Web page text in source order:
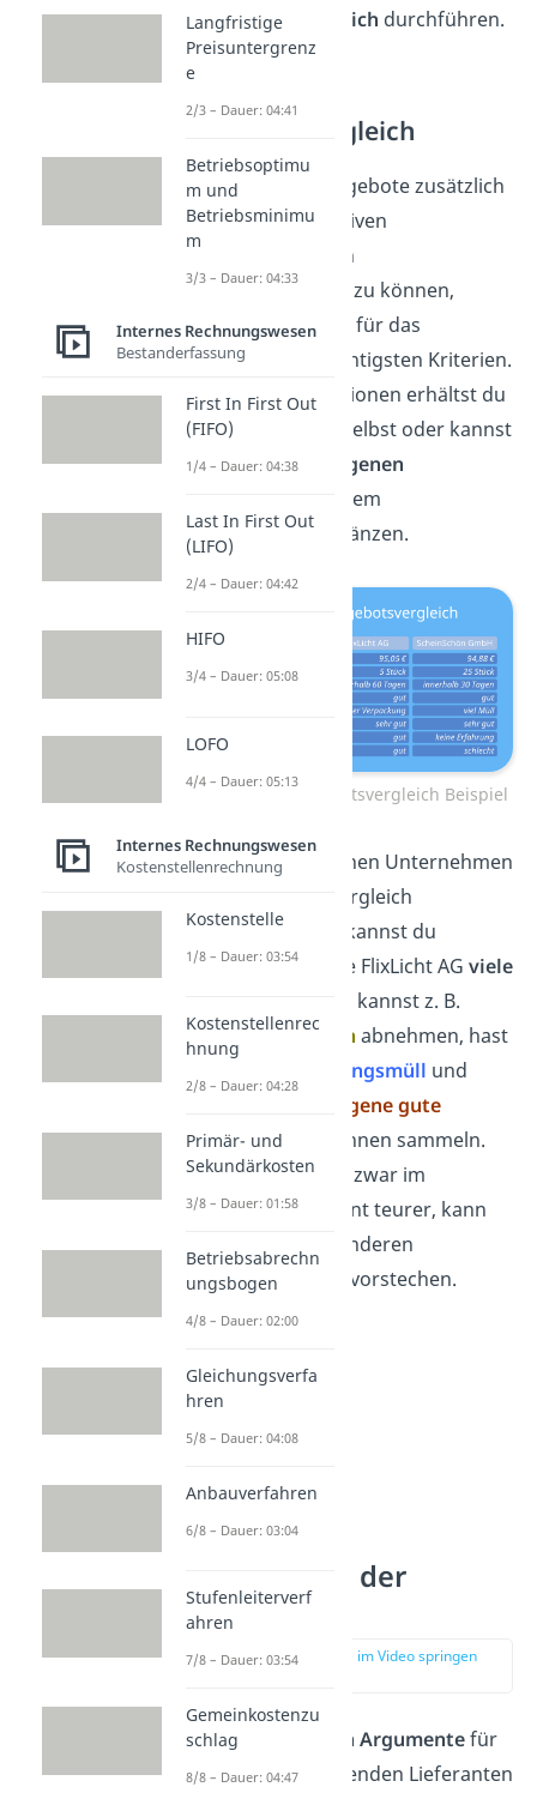
Lieferantenvergleich durchführen.
Qualitativer
Angebotsvergleich
Um die beiden Angebote zusätzlich
mit einem qualitativen
Angebotsvergleich
gegenüberstellen
zu können,
betrachtest du die für das
Unternehmen wichtigsten Kriterien.
Viele der Informationen erhältst du
vom Lieferanten
selbst oder kannst
siedurch deine eigenen
mit dem
Unternehmen ergänzen.
Qualitativer Angebotsvergleich Beispiel
Hast du die einzelnen Unternehmen
in der Angebotsvergleich
Tabelle bewertet, kannst du
erkennen, dass die FlixLicht AG viele
bietet. Du kannst z. B.
geringere Mengen abnehmen, hast
weniger Verpackungsmüll und
eigene gute
Erfahrungen
mit ihnen sammeln.
Die FlixLicht AG ist zwar im
Bezugspreis 17 Cent teurer, kann
aber wegen den anderen
Eigenschaften hervorstechen.
Gewichtung der
Kriterien
zur Stelle im Video springen
Dieverschiedenen Argumentefür
die Wahl des passenden Lieferanten
Langfristige
Preisuntergrenz
e
2/3 – Dauer: 04:41
Betriebsoptimu
m und
Betriebsminimu
m
3/3 – Dauer: 04:33
Internes Rechnungswesen
Bestanderfassung
First In First Out
(FIFO)
1/4 – Dauer: 04:38
Last In First Out
(LIFO)
2/4 – Dauer: 04:42
HIFO
3/4 – Dauer: 05:08
LOFO
4/4 – Dauer: 05:13
Internes Rechnungswesen
Kostenstellenrechnung
Kostenstelle
1/8 – Dauer: 03:54
Kostenstellenrec
hnung
2/8 – Dauer: 04:28
Primär- und
Sekundärkosten
3/8 – Dauer: 01:58
Betriebsabrechn
ungsbogen
4/8 – Dauer: 02:00
Gleichungsverfa
hren
5/8 – Dauer: 04:08
Anbauverfahren
6/8 – Dauer: 03:04
Stufenleiterverf
ahren
7/8 – Dauer: 03:54
Gemeinkostenzu
schlag
8/8 – Dauer: 04:47